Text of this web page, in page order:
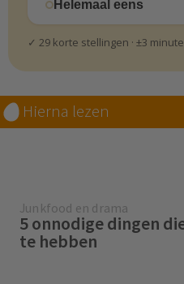
Helemaal eens
✓ 29 korte stellingen · ±3
Hierna lezen
Junkfood en drama
5 onnodige dingen
te hebben